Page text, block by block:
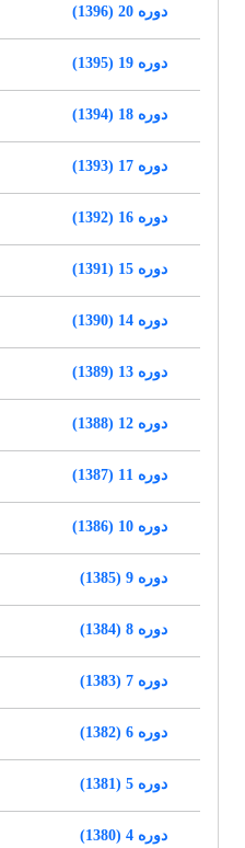
دوره 20 (1396)
دوره 19 (1395)
دوره 18 (1394)
دوره 17 (1393)
دوره 16 (1392)
دوره 15 (1391)
دوره 14 (1390)
دوره 13 (1389)
دوره 12 (1388)
دوره 11 (1387)
دوره 10 (1386)
دوره 9 (1385)
دوره 8 (1384)
دوره 7 (1383)
دوره 6 (1382)
دوره 5 (1381)
دوره 4 (1380)